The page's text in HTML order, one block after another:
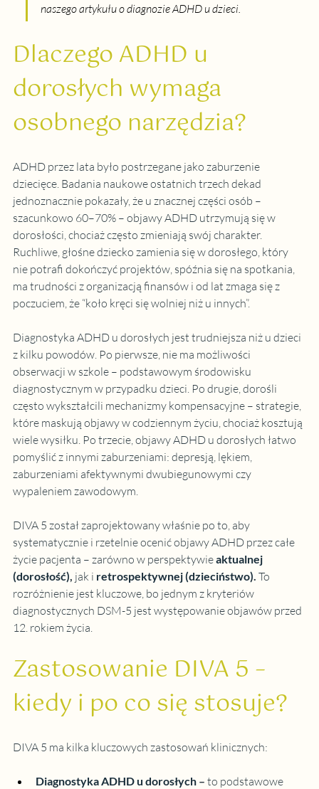
naszego artykułu o diagnozie ADHD u dzieci.
Dlaczego ADHD u
dorosłych wymaga
osobnego narzędzia?
ADHD przez lata było postrzegane jako zaburzenie
dziecięce. Badania naukowe ostatnich trzech dekad
jednoznacznie pokazały, że u znacznej części osób –
szacunkowo 60–70% – objawy ADHD utrzymują się w
dorosłości, chociaż często zmieniają swój charakter.
Ruchliwe, głośne dziecko zamienia się w dorosłego, który
nie potrafi dokończyć projektów, spóźnia się na spotkania,
ma trudności z organizacją finansów i od lat zmaga się z
poczuciem, że “koło kręci się wolniej niż u innych”.
Diagnostyka ADHD u dorosłych jest trudniejsza niż u dzieci
z kilku powodów. Po pierwsze, nie ma możliwości
obserwacji w szkole – podstawowym środowisku
diagnostycznym w przypadku dzieci. Po drugie, dorośli
często wykształcili mechanizmy kompensacyjne – strategie,
które maskują objawy w codziennym życiu, chociaż kosztują
wiele wysiłku. Po trzecie, objawy ADHD u dorosłych łatwo
pomyślić z innymi zaburzeniami: depresją, lękiem,
zaburzeniami afektywnymi dwubiegunowymi czy
wypaleniem zawodowym.
DIVA 5 został zaprojektowany właśnie po to, aby
systematycznie i rzetelnie ocenić objawy ADHD przez całe
życie pacjenta – zarówno w perspektywie aktualnej
(dorosłość) jak i retrospektywnej (dzieciństwo) . To
rozróżnienie jest kluczowe, bo jednym z kryteriów
diagnostycznych DSM-5 jest występowanie objawów przed
12. rokiem życia.
Zastosowanie DIVA 5 –
kiedy i po co się stosuje?
DIVA 5 ma kilka kluczowych zastosowań klinicznych:
Diagnostyka ADHD u dorosłych – to podstawowe